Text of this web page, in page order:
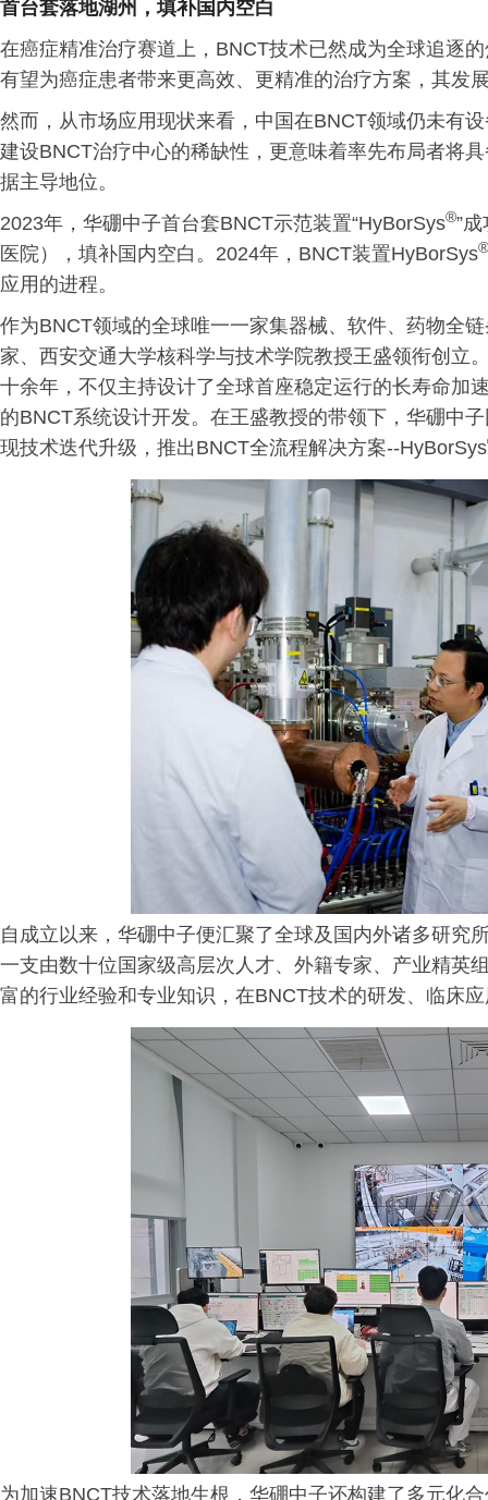
首台套落地湖州，填补国内空白
在癌症精准治疗赛道上，BNCT技术已然成为全球追逐
有望为癌症患者带来更高效、更精准的治疗方案，其发
然而，从市场应用现状来看，中国在BNCT领域仍未有
建设BNCT治疗中心的稀缺性，更意味着率先布局者将
据主导地位。
2023年，华硼中子首台套BNCT示范装置“HyBorSys®”
医院），填补国内空白。2024年，BNCT装置HyBorSys®
应用的进程。
作为BNCT领域的全球唯一一家集器械、软件、药物全
家、西安交通大学核科学与技术学院教授王盛领衔创立
十余年，不仅主持设计了全球首座稳定运行的长寿命加
的BNCT系统设计开发。在王盛教授的带领下，华硼中
现技术迭代升级，推出BNCT全流程解决方案--HyBorSys
自成立以来，华硼中子便汇聚了全球及国内外诸多研究
一支由数十位国家级高层次人才、外籍专家、产业精英
富的行业经验和专业知识，在BNCT技术的研发、临床
为加速BNCT技术落地生根，华硼中子还构建了多元化